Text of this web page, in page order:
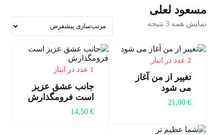
مسعود لعلی
نمایش همه 3 نتیجه
2 عدد در انبار
تغییر از من آغاز
می شود
21,00 €
1 عدد در انبار
جانب عشق عزیز
است فرومگذارش
14,50€